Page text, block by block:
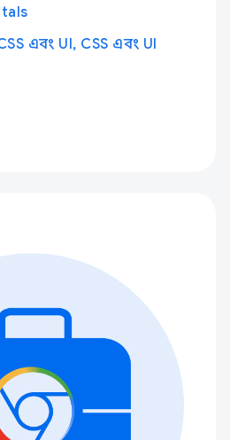
এবং UI, CSS এবং UI